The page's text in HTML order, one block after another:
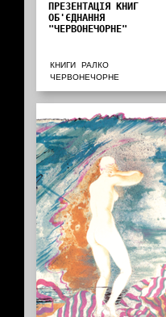
ПРЕЗЕНТАЦІЯ КНИГ
ОБ'ЄДНАННЯ
"ЧЕРВОНЕЧОРНЕ"
КНИГИ
РАЛКО
ЧЕРВОНЕЧОРНЕ